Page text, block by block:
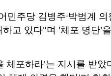
주당 김병주·박범계
고 있다"며 '체포 명단'
포하라'는 지시를 받았